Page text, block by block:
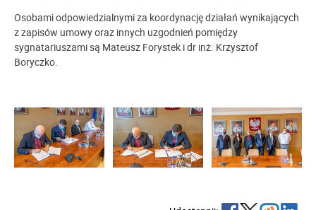
Osobami odpowiedzialnymi za koordynację działań wynikających
z zapisów umowy oraz innych uzgodnień pomiędzy
sygnatariuszami są Mateusz Forystek i dr inż. Krzysztof
Boryczko.